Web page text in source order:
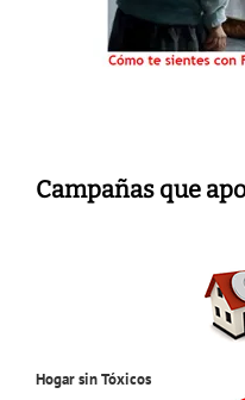
Campañas que
Hogar sin Tóxicos